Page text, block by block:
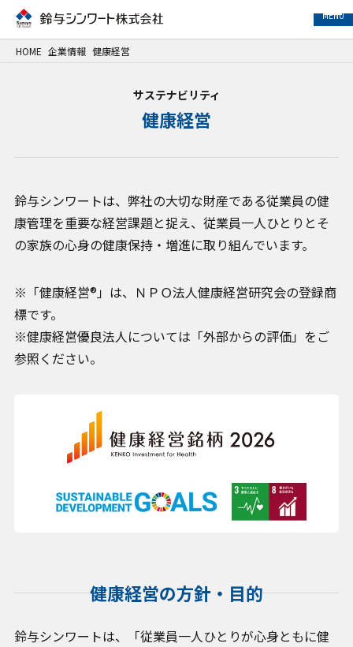
MENU
事例紹介
企業情報
サステナビリティ
IR情報
採用情報
プライバシーポリシー
サイトマップ
HOME 企業情報 健康経営
サステナビリティ
健康経営
鈴与シンワートは、弊社の大切な財産である従業員の健
康管理を重要な経営課題と捉え、従業員一人ひとりとそ
の家族の心身の健康保持・増進に取り組んでいます。
※「健康経営®」は、ＮＰＯ法人健康経営研究会の登録商
標です。
※健康経営優良法人については「外部からの評価」をご
参照ください。
健康経営の方針・目的
鈴与シンワートは、「従業員一人ひとりが心身ともに健